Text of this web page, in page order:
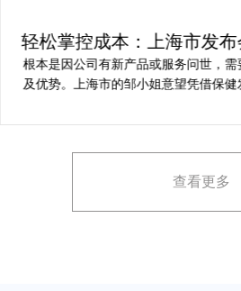
轻松掌控成本：上海市发
方案指南
根本是因公司有新产品或服务问世，需
及优势。上海市的邹小姐意望凭借保健
占有率。在策划时间里却遇到这些难题
展示方案，以最大化媒体报道和消
查看更多